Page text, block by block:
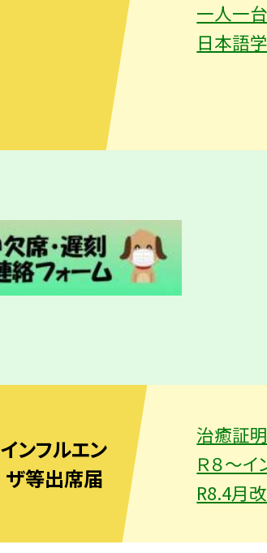
一人一
日本語
インフルエン
ザ等出席届
治癒証
Ｒ８～
R8.4月